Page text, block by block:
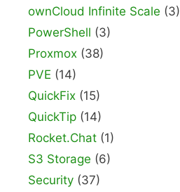
ownCloud Infinite Scale (3)
PowerShell (3)
Proxmox (38)
PVE (14)
QuickFix (15)
QuickTip (14)
Rocket.Chat (1)
S3 Storage (6)
Security (37)